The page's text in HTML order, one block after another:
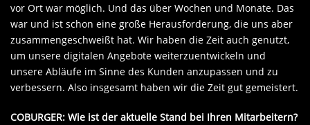
vor Ort war möglich. Und das über Wochen und Monate. Das
war und ist schon eine große Herausforderung, die uns aber
zusammengeschweißt hat. Wir haben die Zeit auch genutzt,
um unsere digitalen Angebote weiterzuentwickeln und
unsere Abläufe im Sinne des Kunden anzupassen und zu
verbessern. Also insgesamt haben wir die Zeit gut gemeistert.
COBURGER: Wie ist der aktuelle Stand bei Ihren Mitarbeitern?